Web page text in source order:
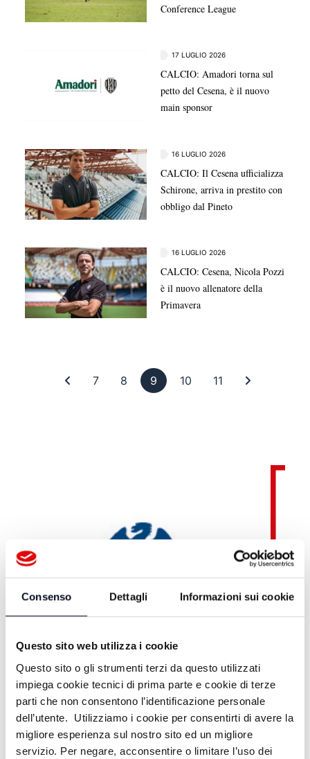
Consenso Dettagli Informazioni sui cookie
Questo sito web utilizza i cookie
Questo sito o gli strumenti terzi da questo utilizzati
impiega cookie tecnici di prima parte e cookie di terze
parti che non consentono l’identificazione personale
dell’utente. Utilizziamo i cookie per consentirti di avere la
migliore esperienza sul nostro sito ed un migliore
servizio. Per negare, acconsentire o limitare l’uso dei
Conference League
17 LUGLIO 2026
CALCIO: Amadori torna sul
petto del Cesena, è il nuovo
main sponsor
16 LUGLIO 2026
CALCIO: Il Cesena ufficializza
Schirone, arriva in prestito con
obbligo dal Pineto
16 LUGLIO 2026
CALCIO: Cesena, Nicola Pozzi
è il nuovo allenatore della
Primavera
Prima pagina
7Pagina 7
8 Pagina 8
9 Pagina 9
10 Pagina 10
11 Pagina 11